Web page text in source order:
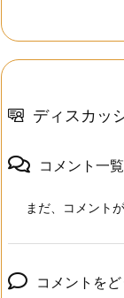
ディスカッ
コメント一覧
まだ、コメント
コメントを